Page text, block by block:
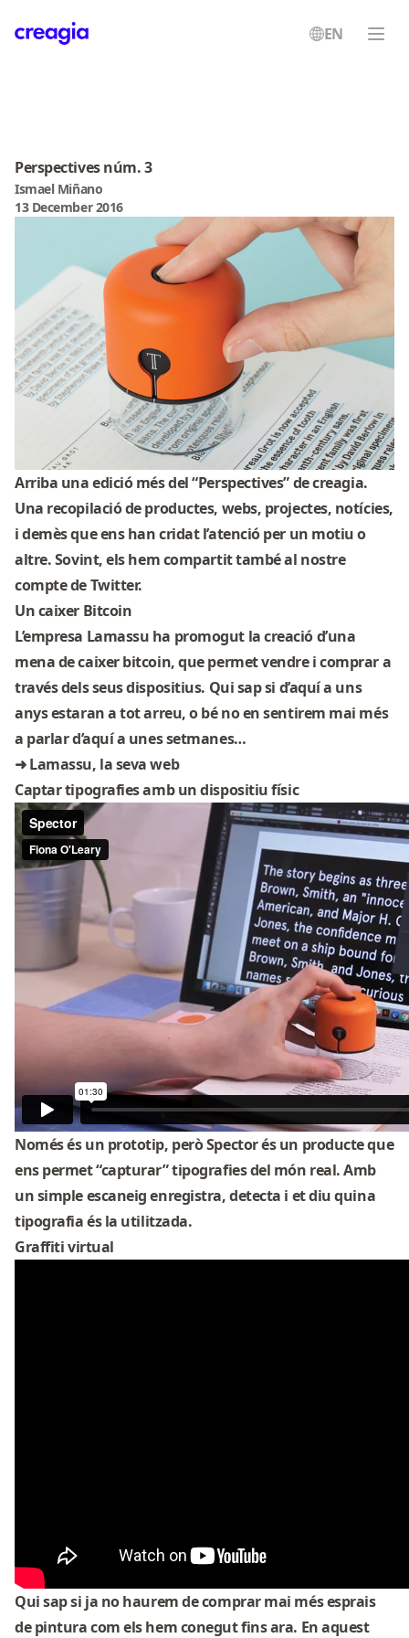
EN
Perspectives núm. 3
Ismael Miñano
13 December 2016
Arriba una edició més del “Perspectives” de creagia.
Una recopilació de productes, webs, projectes, notícies,
i demès que ens han cridat l’atenció per un motiu o
altre. Sovint, els hem compartit també al nostre
compte de Twitter.
Un caixer Bitcoin
L’empresa Lamassu ha promogut la creació d’una
mena de caixer bitcoin, que permet vendre i comprar a
través dels seus dispositius. Qui sap si d’aquí a uns
anys estaran a tot arreu, o bé no en sentirem mai més
a parlar d’aquí a unes setmanes…
➜Lamassu, la seva web
Captar tipografies amb un dispositiu físic
Només és un prototip, però Spector és un producte que
ens permet “capturar” tipografies del món real. Amb
un simple escaneig enregistra, detecta i et diu quina
tipografia és la utilitzada.
Graffiti virtual
Qui sap si ja no haurem de comprar mai més esprais
de pintura com els hem conegut fins ara. En aquest